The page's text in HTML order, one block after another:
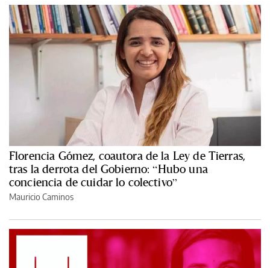
Florencia Gómez, coautora de la Ley de Tierras,
tras la derrota del Gobierno: “Hubo una
conciencia de cuidar lo colectivo”
Mauricio Caminos